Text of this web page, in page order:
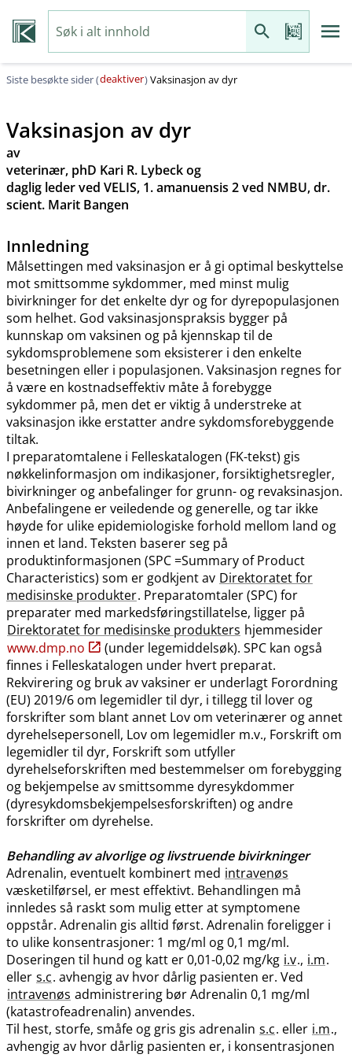
Siste besøkte sider (deaktiver)Vaksinasjon av dyr
Vaksinasjon av dyr
av
veterinær, phD Kari R. Lybeck og
daglig leder ved VELIS, 1. amanuensis 2 ved NMBU, dr.
scient. Marit Bangen
Innledning
Målsettingen med vaksinasjon er å gi optimal beskyttelse
mot smittsomme sykdommer, med minst mulig
bivirkninger for det enkelte dyr og for dyrepopulasjonen
som helhet. God vaksinasjonspraksis bygger på
kunnskap om vaksinen og på kjennskap til de
sykdomsproblemene som eksisterer i den enkelte
besetningen eller i populasjonen. Vaksinasjon regnes for
å være en kostnadseffektiv måte å forebygge
sykdommer på, men det er viktig å understreke at
vaksinasjon ikke erstatter andre sykdomsforebyggende
tiltak.
I preparatomtalene i Felleskatalogen (FK-tekst) gis
nøkkelinformasjon om indikasjoner, forsiktighetsregler,
bivirkninger og anbefalinger for grunn- og revaksinasjon.
Anbefalingene er veiledende og generelle, og tar ikke
høyde for ulike epidemiologiske forhold mellom land og
innen et land. Teksten baserer seg på
produktinformasjonen (SPC =Summary of Product
Characteristics) som er godkjent av Direktoratet for
medisinske produkter. Preparatomtaler (SPC) for
preparater med markedsføringstillatelse, ligger på
Direktoratet for medisinske produkters hjemmesider
www.dmp.no
(under legemiddelsøk). SPC kan også
finnes i Felleskatalogen under hvert preparat.
Rekvirering og bruk av vaksiner er underlagt Forordning
(EU) 2019/6 om legemidler til dyr, i tillegg til lover og
forskrifter som blant annet Lov om veterinærer og annet
dyrehelsepersonell, Lov om legemidler m.v., Forskrift om
legemidler til dyr, Forskrift som utfyller
dyrehelseforskriften med bestemmelser om forebygging
og bekjempelse av smittsomme dyresykdommer
(dyresykdomsbekjempelsesforskriften) og andre
forskrifter om dyrehelse.
Behandling av alvorlige og livstruende bivirkninger
Adrenalin, eventuelt kombinert med intravenøs
væsketilførsel, er mest effektivt. Behandlingen må
innledes så raskt som mulig etter at symptomene
oppstår. Adrenalin gis alltid først. Adrenalin foreligger i
to ulike konsentrasjoner: 1 mg/ml og 0,1 mg​/​ml.
Doseringen til hund og katt er 0,01-0,02 mg/kg i.v., i.m.
eller s.c. avhengig av hvor dårlig pasienten er. Ved
intravenøs administrering bør Adrenalin 0,1 mg/ml
(katastrofeadrenalin) anvendes.
Til hest, storfe, småfe og gris gis adrenalin s.c. eller i.m.,
avhengig av hvor dårlig pasienten er, i konsentrasjonen